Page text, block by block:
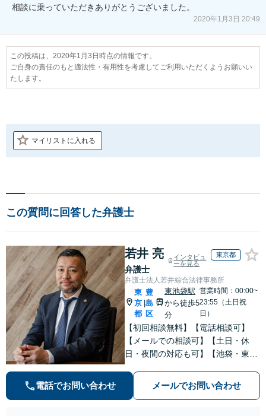
相談に乗っていただきありがとうございました。
2020年1月3日 20:49
この投稿は、2020年1月3日時点の情報です。
ご自身の責任のもと適法性・有用性を考慮してご利用いただくようお願いい
たします。
マイリストに入れる
この質問に回答した弁護士
若井 亮
弁護士
インタビュ
ーを見る
東京都
弁護士法人若井綜合法律事務所
東
京
都
|
豊
島
区
東池袋駅
から徒歩5
分
営業時間：00:00~
23:55（土日祝
日）
【初回相談無料】【電話相談可】
【メールでの相談可】【土日・休
日・夜間の対応も可】【池袋・東池
トラブル・刑事事件を中心に「個
人」の方からのご相談・ご依頼を幅
電話でお問い合わせ メールでお問い合わせ